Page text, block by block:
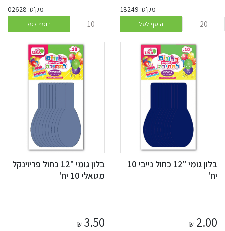
מק'ט: 18249
הוסף לסל
מק'ט: 02628
הוסף לסל
בלון גומי "12 כחול נייבי 10
יח'
2.00
₪
בלון גומי "12 כחול פריוינקל
מטאלי 10 יח'
3.50
₪